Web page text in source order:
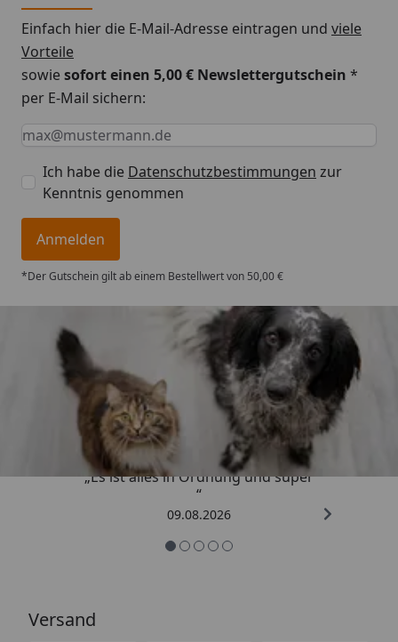
Einfach hier die E-Mail-Adresse eintragen und viele
Vorteile
sowiesofort einen 5,00 € Newslettergutschein *
per E-Mail sichern:
Keine Eingabe erforderlich
Eingabe erforderlich
E-Mail *
Ich habe die Datenschutzbestimmungen zur
Kenntnis genommen
Anmelden
*Der Gutschein gilt ab einem Bestellwert von 50,00 €
Trusted Shops
4,73/ 5
„Es ist alles in Ordnung und super
“
09.08.2026
Versand